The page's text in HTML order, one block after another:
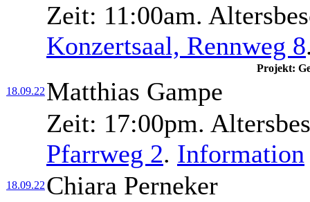
Zeit: 11:00am.
Konzertsaal, Rennweg 8
Projekt:
18.09.22 Matthias Gampe
Zeit: 17:00pm.
Pfarrweg 2. Information
18.09.22 Chiara Perneker